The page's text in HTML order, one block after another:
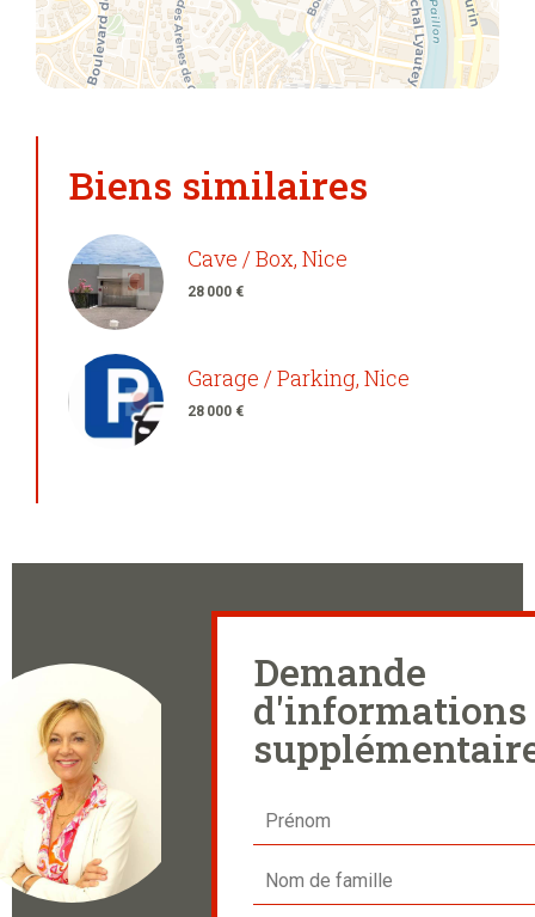
Biens similaires
Cave / Box, Nice
28 000 €
Garage / Parking, Nice
28 000 €
Demande
d'informations